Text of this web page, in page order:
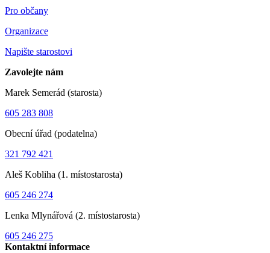
Pro občany
Organizace
Napište starostovi
Zavolejte nám
Marek Semerád (starosta)
605 283 808
Obecní úřad (podatelna)
321 792 421
Aleš Kobliha (1. místostarosta)
605 246 274
Lenka Mlynářová (2. místostarosta)
605 246 275
Kontaktní informace